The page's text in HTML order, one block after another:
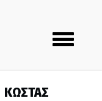
Toggle
navigation
ΚΩΣΤΑΣ